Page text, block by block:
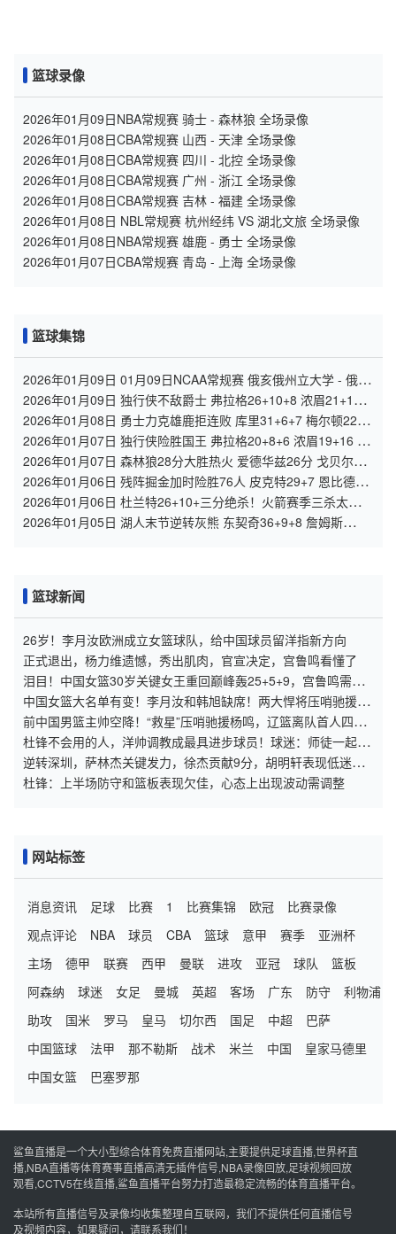
篮球录像
2026年01月09日NBA常规赛 骑士 - 森林狼 全场录像
2026年01月08日CBA常规赛 山西 - 天津 全场录像
2026年01月08日CBA常规赛 四川 - 北控 全场录像
2026年01月08日CBA常规赛 广州 - 浙江 全场录像
2026年01月08日CBA常规赛 吉林 - 福建 全场录像
2026年01月08日 NBL常规赛 杭州经纬 VS 湖北文旅 全场录像
2026年01月08日NBA常规赛 雄鹿 - 勇士 全场录像
2026年01月07日CBA常规赛 青岛 - 上海 全场录像
篮球集锦
2026年01月09日 01月09日NCAA常规赛 俄亥俄州立大学 - 俄勒
冈大学 集锦
2026年01月09日 独行侠不敌爵士 弗拉格26+10+8 浓眉21+11&
伤退 马尔卡宁33+7
2026年01月08日 勇士力克雄鹿拒连败 库里31+6+7 梅尔顿22分
字母哥34+10+5
2026年01月07日 独行侠险胜国王 弗拉格20+8+6 浓眉19+16 德
罗赞失绝杀
2026年01月07日 森林狼28分大胜热火 爱德华兹26分 戈贝尔
13+17 鲍威尔21分
2026年01月06日 残阵掘金加时险胜76人 皮克特29+7 恩比德
32+10&关键干扰球
2026年01月06日 杜兰特26+10+三分绝杀！火箭赛季三杀太阳
申京缺阵 布克27分
2026年01月05日 湖人末节逆转灰熊 东契奇36+9+8 詹姆斯
篮球新闻
26岁！李月汝欧洲成立女篮球队，给中国球员留洋指新方向
正式退出，杨力维遗憾，秀出肌肉，官宣决定，宫鲁鸣看懂了
泪目！中国女篮30岁关键女王重回巅峰轰25+5+9，宫鲁鸣需重
用她？
中国女篮大名单有变！李月汝和韩旭缺席！两大悍将压哨驰援宫
鲁鸣
前中国男篮主帅空降！“救星”压哨驰援杨鸣，辽篮离队首人四选
一
杜锋不会用的人，洋帅调教成最具进步球员！球迷：师徒一起进
国家队
逆转深圳，萨林杰关键发力，徐杰贡献9分，胡明轩表现低迷，
三人表现未达标
杜锋：上半场防守和篮板表现欠佳，心态上出现波动需调整
网站标签
消息资讯 足球 比赛 1 比赛集锦 欧冠
比赛录像
观点评论
NBA 球员 CBA 篮球 意甲 赛季
亚洲杯
主场
德甲 联赛 西甲 曼联 进攻 亚冠 球队
篮板
阿森纳
球迷 女足 曼城 英超 客场 广东 防守
利物浦
助攻
国米 罗马 皇马 切尔西 国足 中超
巴萨
中国篮球
法甲 那不勒斯 战术 米兰 中国
皇家马德里
中国女篮
巴塞罗那
鲨鱼直播是一个大小型综合体育免费直播网站,主要提供足球直播,世界杯直
播,NBA直播等体育赛事直播高清无插件信号,NBA录像回放,足球视频回放
观看,CCTV5在线直播,鲨鱼直播平台努力打造最稳定流畅的体育直播平台。
本站所有直播信号及录像均收集整理自互联网，我们不提供任何直播信号
及视频内容，如果疑问，请联系我们！